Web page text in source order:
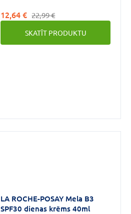
12,64 € 22,99 €
SKATĪT PRODUKTU
LA ROCHE-POSAY Mela B3
SPF30 dienas krēms 40ml